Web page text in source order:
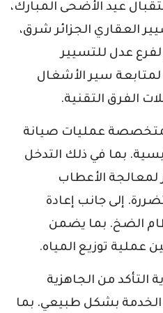
عيد الأضحى المبارك،
العقاري الجزائر شرق،
لفرع عدل للتسيير
لمتابعة سير الأشغال
الفرق التقنية.
عمليات صيانة
بما في ذلك التدخل
تصل إلى 6 أمتار لمعالجة الأعطاب
إلى جانب إعادة
الضخ. بما يضمن
عملية توزيع المياه.
التأكد من الجاهزية
الخدمة بشكل طبيعي. بما